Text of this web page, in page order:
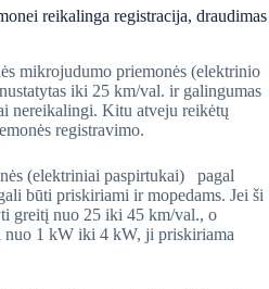
reikalinga registracija, draudimas
mikrojudumo priemonės (elektrinio
iki 25 km/val. ir galingumas
nereikalingi. Kitu atveju reikėtų
registravimo.
(elektriniai paspirtukai) pagal
būti priskiriami ir mopedams. Jei ši
greitį nuo 25 iki 45 km/val., o
1 kW iki 4 kW, ji priskiriama